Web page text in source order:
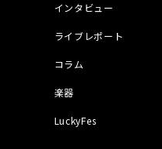
インタビュー
ライブレポート
コラム
楽器
LuckyFes